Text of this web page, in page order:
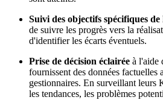
Suivi des objectifs spécifiques
de suivre les progrès vers la
d'identifier les écarts éventuels.
Prise de décision éclairée à l'aide
fournissent des données factuelles
gestionnaires. En surveillant leurs
les tendances, les problèmes